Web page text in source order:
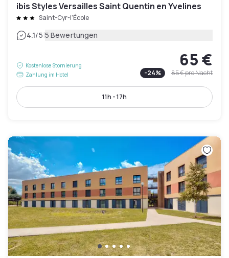
ibis Styles Versailles Saint Quentin en Yvelines
Saint-Cyr-l'École
4.1/5|5 Bewertungen
Kostenlose Stornierung
Zahlung im Hotel
65 €
-24% 85 €pro Nacht
11h - 17h